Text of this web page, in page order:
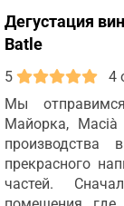
Дегустация
Batle
5
4
Мы
Майорка, Macià
производства
прекрасного
частей.